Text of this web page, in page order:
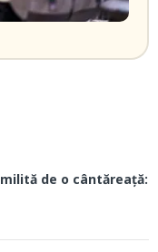
de o cântăreață: